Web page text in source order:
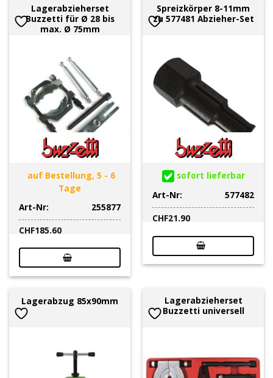
Lagerabzieherset
Buzzetti für Ø 28 bis
max. Ø 75mm
auf Bestellung, 5 - 6
Tage
Art-Nr:
255877
CHF185.60
Spreizkörper 8-11mm
zu 577481 Abzieher-Set
sofort lieferbar
Art-Nr:
577482
CHF21.90
Lagerabzug 85x90mm
Lagerabzieherset
Buzzetti universell